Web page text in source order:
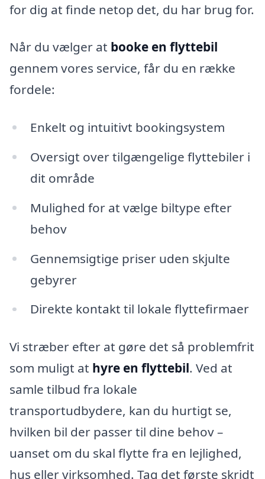
for dig at finde netop det, du har brug for.
Når du vælger at booke en flyttebil
gennem vores service, får du en række
fordele:
Enkelt og intuitivt bookingsystem
Oversigt over tilgængelige flyttebiler i
dit område
Mulighed for at vælge biltype efter
behov
Gennemsigtige priser uden skjulte
gebyrer
Direkte kontakt til lokale flyttefirmaer
Vi stræber efter at gøre det så problemfrit
som muligt at hyre en flyttebil. Ved at
samle tilbud fra lokale
transportudbydere, kan du hurtigt se,
hvilken bil der passer til dine behov –
uanset om du skal flytte fra en lejlighed,
hus eller virksomhed. Tag det første skridt